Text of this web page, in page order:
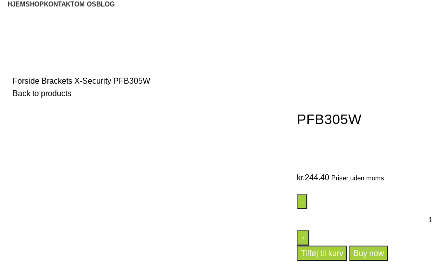
HJEMSHOPKONTAKTOM OS BLOG
Forside Brackets X-Security PFB305W
Back to products
PFB305W
kr.244.40 Priser uden moms
Tilføj til kurv Buy now